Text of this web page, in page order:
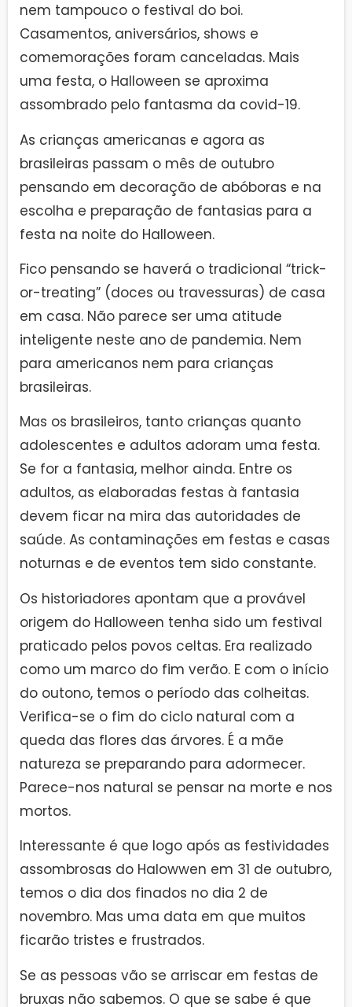
nem tampouco o festival do boi.
Casamentos, aniversários, shows e
comemorações foram canceladas. Mais
uma festa, o Halloween se aproxima
assombrado pelo fantasma da covid-19.
As crianças americanas e agora as
brasileiras passam o mês de outubro
pensando em decoração de abóboras e na
escolha e preparação de fantasias para a
festa na noite do Halloween.
Fico pensando se haverá o tradicional “trick-
or-treating” (doces ou travessuras) de casa
em casa. Não parece ser uma atitude
inteligente neste ano de pandemia. Nem
para americanos nem para crianças
brasileiras.
Mas os brasileiros, tanto crianças quanto
adolescentes e adultos adoram uma festa.
Se for a fantasia, melhor ainda. Entre os
adultos, as elaboradas festas à fantasia
devem ficar na mira das autoridades de
saúde. As contaminações em festas e casas
noturnas e de eventos tem sido constante.
Os historiadores apontam que a provável
origem do Halloween tenha sido um festival
praticado pelos povos celtas. Era realizado
como um marco do fim verão. E com o início
do outono, temos o período das colheitas.
Verifica-se o fim do ciclo natural com a
queda das flores das árvores. É a mãe
natureza se preparando para adormecer.
Parece-nos natural se pensar na morte e nos
mortos.
Interessante é que logo após as festividades
assombrosas do Halowwen em 31 de outubro,
temos o dia dos finados no dia 2 de
novembro. Mas uma data em que muitos
ficarão tristes e frustrados.
Se as pessoas vão se arriscar em festas de
bruxas não sabemos. O que se sabe é que